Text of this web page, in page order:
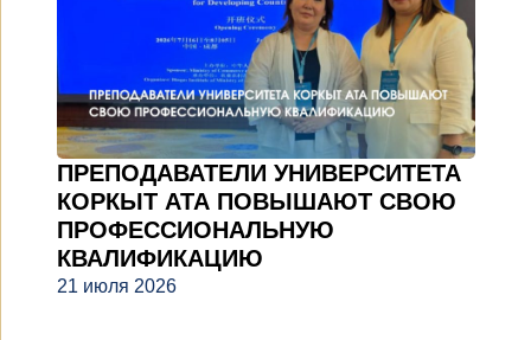
ПРЕПОДАВАТЕЛИ УНИВЕРСИТЕТА
КОРКЫТ АТА ПОВЫШАЮТ СВОЮ
ПРОФЕССИОНАЛЬНУЮ
КВАЛИФИКАЦИЮ
21 июля 2026